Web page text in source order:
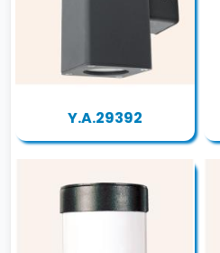
Y.A.29392